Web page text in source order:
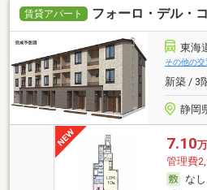
賃貸アパート フォーロ・デル・
東海
その他の交
新築 / 3
静岡
7.10
管理費
なし